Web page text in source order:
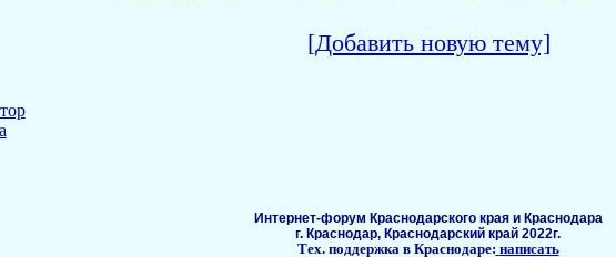
[Добавить новую тему]
Интернет-форум Краснодарского края и Краснодара
г. Краснодар, Краснодарский край 2022г.
Тех. поддержка в Краснодаре: написать